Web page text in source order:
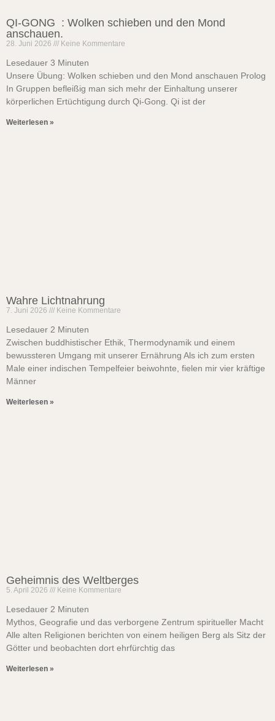
QI-GONG : Wolken schieben und den Mond
anschauen.
28. Juni 2026 Keine Kommentare
Lesedauer 3 Minuten
Unsere Übung: Wolken schieben und den Mond anschauen Prolog
In Gruppen befleißig man sich mehr der Einhaltung unserer
körperlichen Ertüchtigung durch Qi-Gong. Qi ist der
Weiterlesen »
Wahre Lichtnahrung
7. Juni 2026 Keine Kommentare
Lesedauer 2 Minuten
Zwischen buddhistischer Ethik, Thermodynamik und einem
bewussteren Umgang mit unserer Ernährung Als ich zum ersten
Male einer indischen Tempelfeier beiwohnte, fielen mir vier kräftige
Männer
Weiterlesen »
Geheimnis des Weltberges
5. April 2026 Keine Kommentare
Lesedauer 2 Minuten
Mythos, Geografie und das verborgene Zentrum spiritueller Macht
Alle alten Religionen berichten von einem heiligen Berg als Sitz der
Götter und beobachten dort ehrfürchtig das
Weiterlesen »